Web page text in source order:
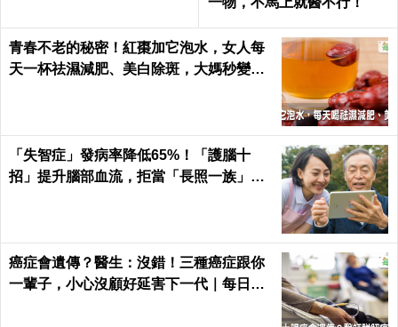
青春不老的秘密！紅棗加它泡水，女人每
天一杯祛濕減肥、美白除斑，大媽秒變少
「失智症」發病率降低65%！「護腦十
招」提升腦部血流，拒當「長照一族」靠
癌症會遺傳？醫生：沒錯！三種癌症跟你
一輩子，小心沒顧好延害下一代｜每日健